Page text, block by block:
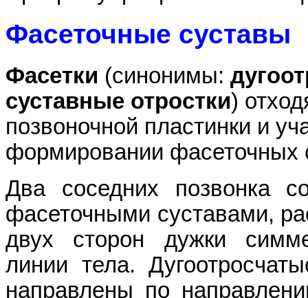
Фасеточные суставы
Фасетки (синонимы:
суставные отростки)
позвоночной пластинки и
формировании фасеточных
Два соседних позвонка
фасеточными суставами,
двух сторон дужки
линии тела.
направлены по